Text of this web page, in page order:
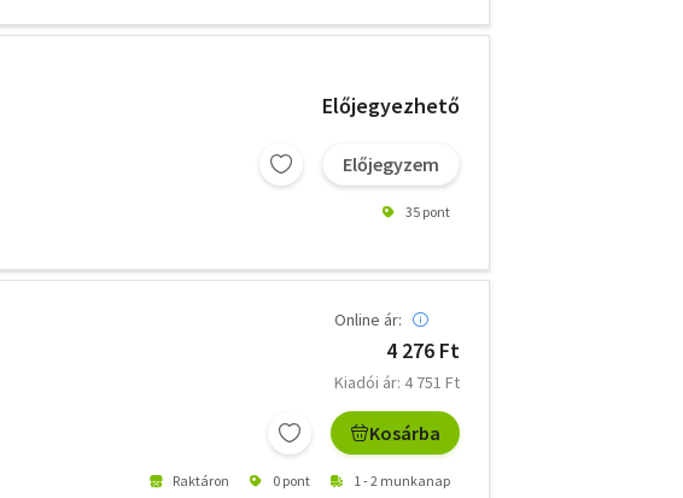
Előjegyezhető
Előjegyzem
35 pont
Online ár:
4 276 Ft
Kiadói ár: 4 751 Ft
Kosárba
Raktáron 0 pont 1 - 2 munkanap